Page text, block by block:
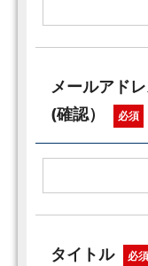
メールアド
(確認）
必須
タイトル 必須